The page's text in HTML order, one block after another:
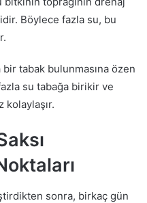
Böylece fazla su, bu
bir tabak bulunmasına özen
su tabağa birikir ve
kolaylaşır.
sonra, birkaç gün